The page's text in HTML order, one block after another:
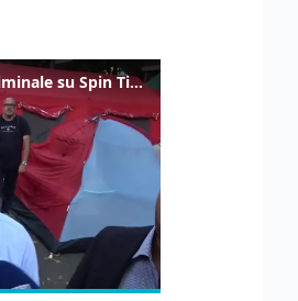
Gualtieri: "Responsabilità del Viminale su Spin Time? La posizione dei partiti è nota"